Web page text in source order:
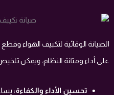
الصيانة الوقائية لتكييف الهواء وقطع
على أداء ومتانة النظام، ويمكن
تحسين الأداء والكفاءة: